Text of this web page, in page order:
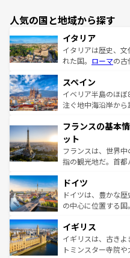
人気の国と地域から探す
イタリア
イタリアは歴史、
れた国。 ローマの古
ろん、トスカーナの
景など、自然景観
ピザやパスタなど
ませてくれるイタリ
なお、新着のイタリ
しい。
スペイン
イベリア半島のほ
注ぐ地中海沿岸か
文化が根付くこの国
れる闘牛、そして美
る。首都マドリー
アートに溢れた街
せる。地方によっ
ンテンツ一覧を参照
フランスの基本
ット
フランスは、世界
指の観光地だ。首
で、幅広い魅力が
聖堂、美しいビー
から魅了する。ま
いる。シャンパンの
香り高いラベンダ
らに、パリ以外の
ドイツ
ドイツは、豊かな
の中心に位置する
顔を持つこの国は、
ルリンの文化的活
してライン川沿い
イギリス
イギリスは、古き
トミンスター寺院